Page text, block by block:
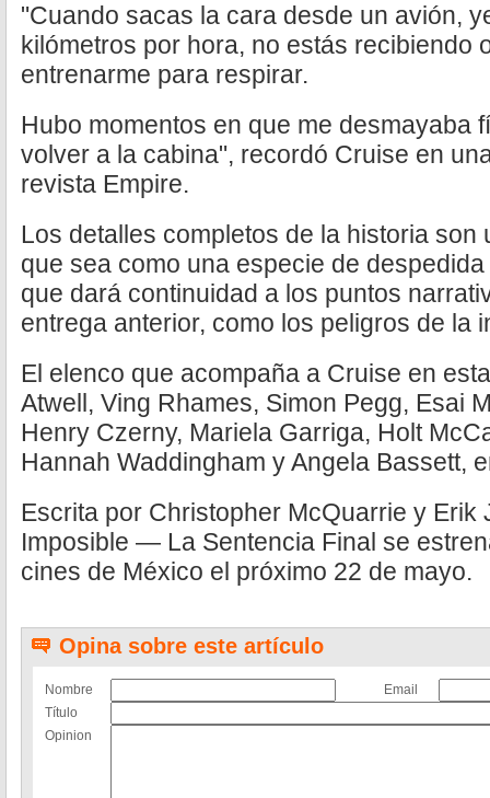
"Cuando sacas la cara desde un avión,
kilómetros por hora, no estás recibiendo
entrenarme para respirar.
Hubo momentos en que me desmayaba
volver a la cabina", recordó Cruise en
revista Empire.
Los detalles completos de la historia
que sea como una especie de
que dará continuidad a los puntos
entrega anterior, como los peligros de la
El elenco que acompaña a Cruise en
Atwell, Ving Rhames, Simon Pegg, Esai
Henry Czerny, Mariela Garriga, Holt
Hannah Waddingham y Angela Bassett,
Escrita por Christopher McQuarrie y Erik
Imposible — La Sentencia Final se
cines de México el próximo 22 de mayo.
Opina sobre este artículo
Nombre
Email
Título
Opinion